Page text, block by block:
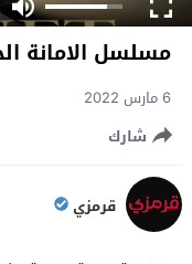
مسلسل الامانة
6 مارس 2022
شارك
قرمزي